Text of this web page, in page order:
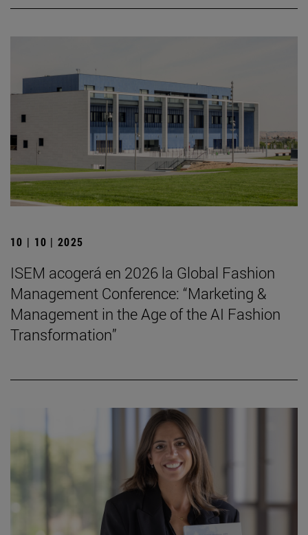
10 | 10 | 2025
ISEM acogerá en 2026 la Global Fashion
Management Conference: “Marketing &
Management in the Age of the AI Fashion
Transformation”